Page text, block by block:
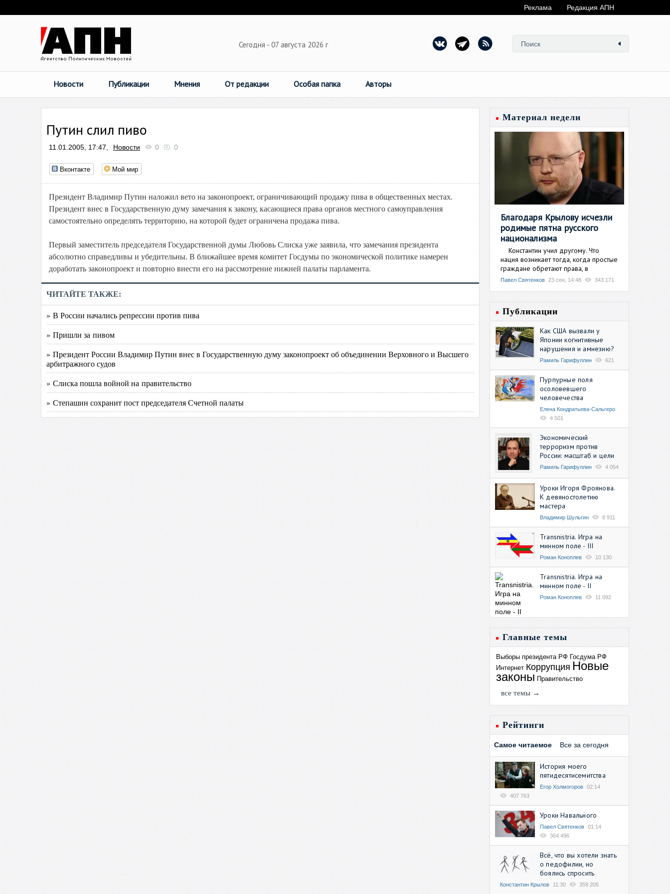
Реклама Редакция АПН
Сегодня - 07 августа 2026 г
Новости Публикации Мнения От редакции Особая папка Авторы
Путин слил пиво
11.01.2005, 17:47, Новости 0 0
Вконтакте Мой мир
Президент Владимир Путин наложил вето на законопроект, ограничивающий продажу пива в общественных местах.
Президент внес в Государственную думу замечания к закону, касающиеся права органов местного самоуправления
самостоятельно определять территорию, на которой будет ограничена продажа пива.
Первый заместитель председателя Государственной думы Любовь Слиска уже заявила, что замечания президента
абсолютно справедливы и убедительны. В ближайшее время комитет Госдумы по экономической политике намерен
доработать законопроект и повторно внести его на рассмотрение нижней палаты парламента.
ЧИТАЙТЕ ТАКЖЕ:
» В России начались репрессии против пива
» Пришли за пивом
» Президент России Владимир Путин внес в Государственную думу законопроект об объединении Верховного и Высшего
арбитражного судов
» Слиска пошла войной на правительство
» Степашин сохранит пост председателя Счетной палаты
Материал недели
Благодаря Крылову исчезли
родимые пятна русского
национализма
Константин учил другому. Что
нация возникает тогда, когда простые
граждане обретают права, в
Павел Святенков 23 сен, 14:48 343 171
Публикации
Как США вызвали у
Японии когнитивные
нарушения и амнезию?
Рамиль Гарифуллин 621
Пурпурные поля
осоловевшего
человечества
Елена Кондратьева-Сальгеро
4 501
Экономический
терроризм против
России: масштаб и цели
Рамиль Гарифуллин 4 054
Уроки Игоря Фроянова.
К девяностолетию
мастера
Владимир Шульгин 8 911
Transnistria. Игра на
минном поле - III
Роман Коноплев 10 130
Transnistria. Игра на
минном поле - II
Роман Коноплев 11 092
Главные темы
Выборы президента РФ Госдума РФ
Интернет Коррупция Новые
законы Правительство
все темы →
Рейтинги
Самое читаемое Все за сегодня
История моего
пятидесятисемитства
Егор Холмогоров 02:14
407 763
Уроки Навального
Павел Святенков 01:14
364 496
Всё, что вы хотели знать
о педофилии, но
боялись спросить
Константин Крылов 11:30 359 205